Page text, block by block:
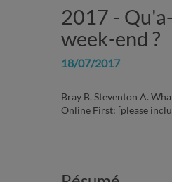
2017 -
week-end ?
18/07/2017
Bray B. Steventon A.
Online First: [please